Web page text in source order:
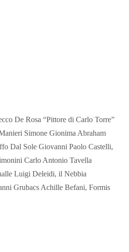
De Rosa “Pittore di Carlo Torre”
Simone Gionima Abraham
Dal Sole Giovanni Paolo Castelli,
Carlo Antonio Tavella
Luigi Deleidi, il Nebbia
Grubacs Achille Befani, Formis